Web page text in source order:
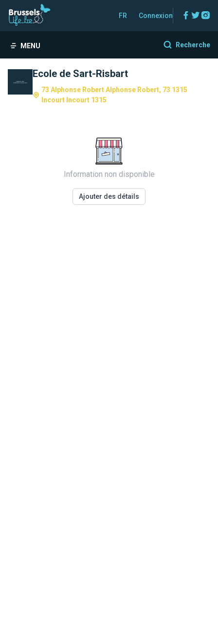
FR Connexion
MENU Recherche
Ecole de Sart-Risbart
73 Alphonse Robert Alphonse Robert, 73 1315
Incourt Incourt 1315
Information non disponible
Ajouter des détails